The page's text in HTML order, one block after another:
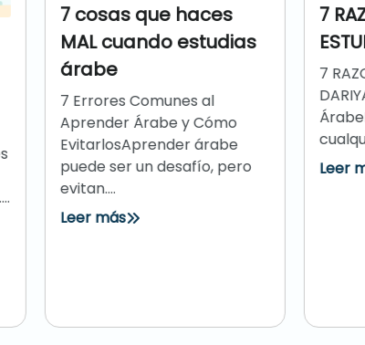
7 cosas que haces
MAL cuando estudias
árabe
7 Errores Comunes al
Aprender Árabe y Cómo
EvitarlosAprender árabe
puede ser un desafío, pero
evitan....
Leer más
7
7
Leer